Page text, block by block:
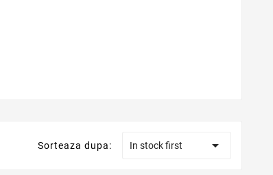
Sorteaza dupa: In stock first 